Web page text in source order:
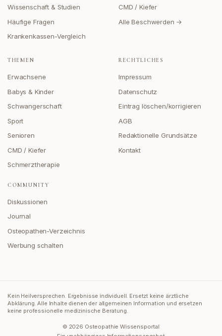
Wissenschaft & Studien
Häufige Fragen
Krankenkassen-Vergleich
CMD / Kiefer
Alle Beschwerden →
THEMEN
Erwachsene
Babys & Kinder
Schwangerschaft
Sport
Senioren
CMD / Kiefer
Schmerztherapie
COMMUNITY
Diskussionen
Journal
Osteopathen-Verzeichnis
Werbung schalten
RECHTLICHES
Impressum
Datenschutz
Eintrag löschen/korrigieren
AGB
Redaktionelle Grundsätze
Kontakt
Kein Heilversprechen. Ergebnisse individuell. Ersetzt keine ärztliche
Abklärung. Alle Inhalte dienen der allgemeinen Information und ersetzen
keine professionelle medizinische Beratung.
© 2026 Osteopathie Wissensportal